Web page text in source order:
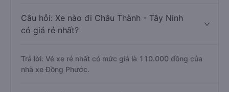
Câu hỏi: Xe nào đi Châu Thành - Tây Ninh
có giá rẻ nhất?
Trả lời: Vé xe rẻ nhất có mức giá là 110.000 đồng của
nhà xe Đồng Phước.